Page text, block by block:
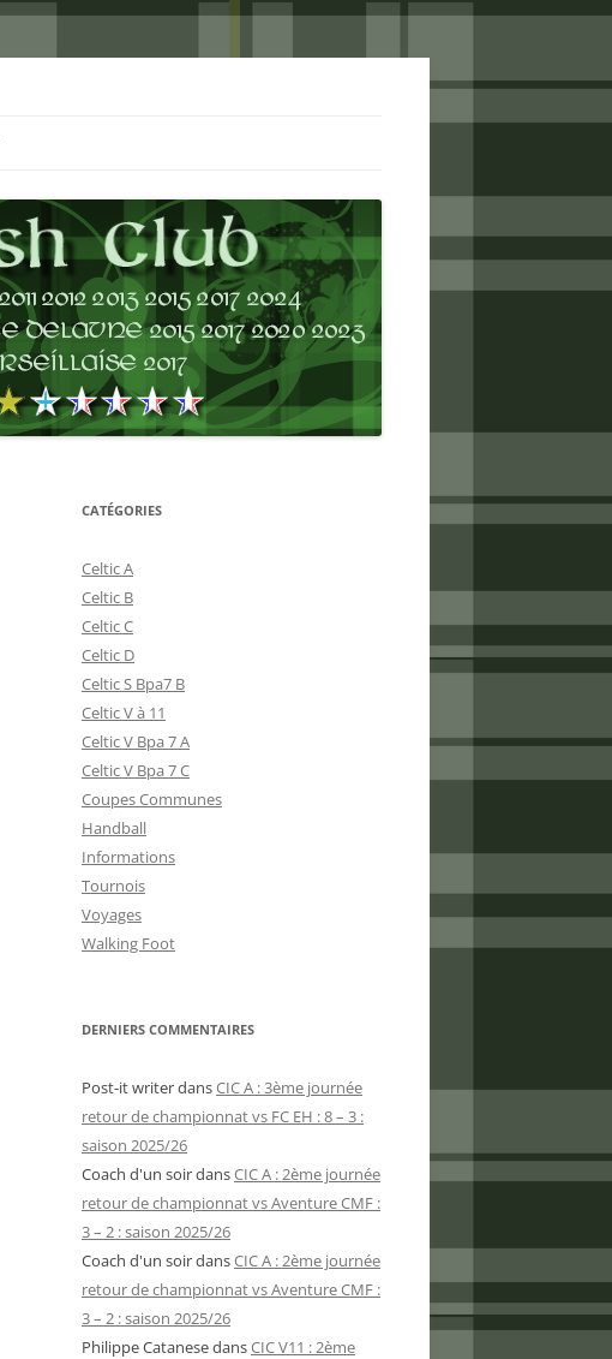
CATÉGORIES
Celtic A
Celtic B
Celtic C
Celtic D
Celtic S Bpa7 B
Celtic V à 11
Celtic V Bpa 7 A
Celtic V Bpa 7 C
Coupes Communes
Handball
Informations
Tournois
Voyages
Walking Foot
DERNIERS COMMENTAIRES
Post-it writerdansCIC A : 3ème journée
retour de championnat vs FC EH : 8 – 3 :
saison 2025/26
Coach d'un soirdansCIC A : 2ème journée
retour de championnat vs Aventure CMF :
3 – 2 : saison 2025/26
Coach d'un soirdansCIC A : 2ème journée
retour de championnat vs Aventure CMF :
3 – 2 : saison 2025/26
Philippe CatanesedansCIC V11 : 2ème